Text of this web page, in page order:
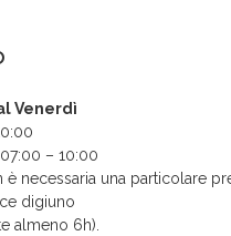
Venerdì
– 10:00
è necessaria una particolare
digiuno
almeno 6h).